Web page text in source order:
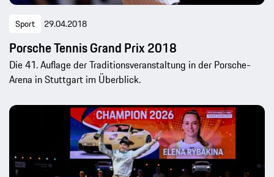
Sport 29.04.2018
Porsche Tennis Grand Prix 2018
Die 41. Auflage der Traditionsveranstaltung in der Porsche-
Arena in Stuttgart im Überblick.